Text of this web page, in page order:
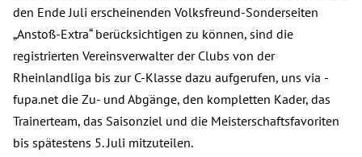
den Ende Juli erscheinenden Volksfreund-Sonderseiten
„Anstoß-Extra“ berücksichtigen zu können, sind die
registrierten Vereinsverwalter der Clubs von der
Rheinlandliga bis zur C-Klasse dazu aufgerufen, uns via ­
fupa.net die Zu- und Abgänge, den kompletten Kader, das
Trainerteam, das Saisonziel und die Meisterschaftsfavoriten
bis spätestens 5. Juli mitzuteilen.